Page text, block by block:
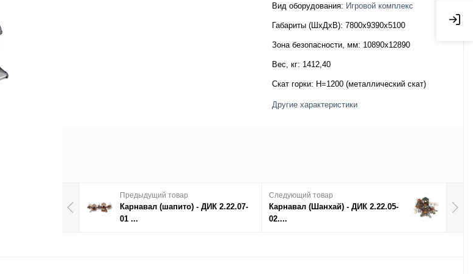
Вид оборудования: Игровой комплекс
Габариты (ШхДхВ): 7800x9390x5100
Зона безопасности, мм: 10890х12890
Вес, кг: 1412,40
Скат горки: H=1200 (металлический скат)
Другие характеристики
Предыдущий товар
Карнавал (шапито) - ДИК 2.22.07-
01 ...
Следующий товар
Карнавал (Шанхай) - ДИК 2.22.05-
02....